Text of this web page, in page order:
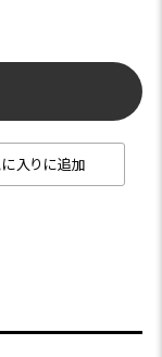
入りに追加